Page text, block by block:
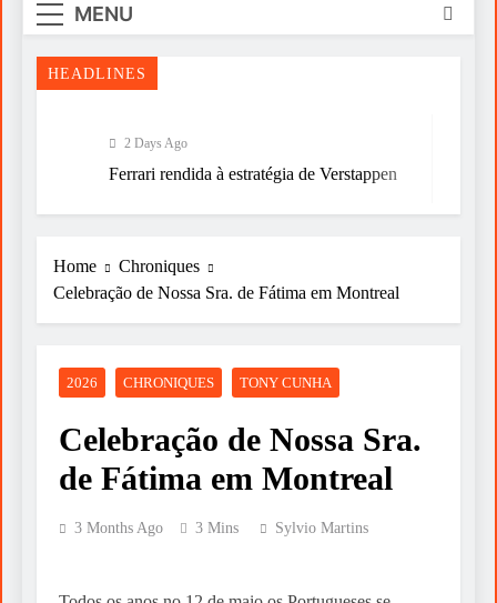
MENU
HEADLINES
2 Days Ago
Ferrari rendida à estratégia de Verstappen
Do Sonho à Vitória
ESPIRITUALIDADE A RELIGIÃO
Nasce Artenorte
Um livro para ler devagar neste verão
Home
Chroniques
Celebração de Nossa Sra. de Fátima em Montreal
2026 CHRONIQUES TONY CUNHA
Celebração de Nossa Sra.
de Fátima em Montreal
3 Months Ago 3 Mins Sylvio Martins